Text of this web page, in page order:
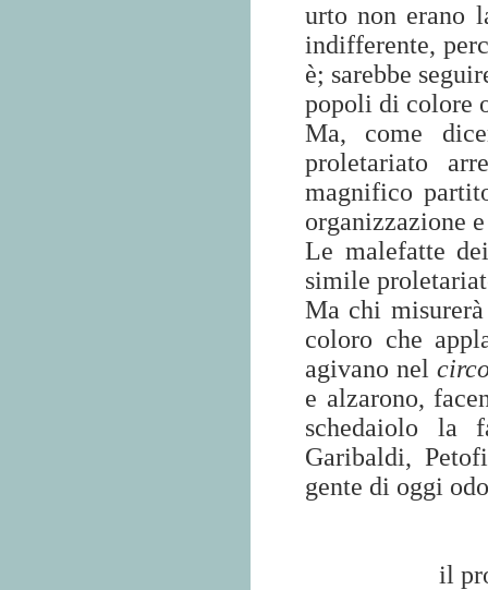
urto non erano
indifferente,
è; sarebbe
popoli di colore
Ma, come
proletariato
magnifico
organizzazione
Le malefatte
simile
Ma chi
coloro che
agivano nel
e alzarono,
schedaiolo la
Garibaldi,
gente di oggi
il